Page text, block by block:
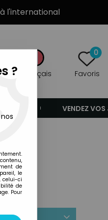
l'international
Français
0
Favoris
VENDEZ VOS
?
de
le
celui-ci
de
Pour